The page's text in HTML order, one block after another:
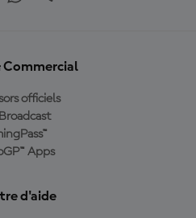
Commercial
officiels
Apps
d'aide